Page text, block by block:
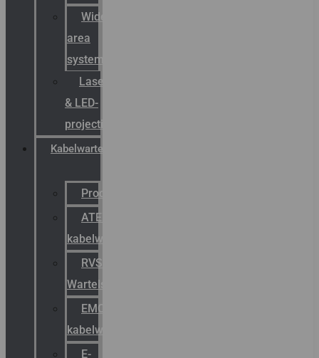
Wide
area
systemen
Laserbelijning
& LED-
projectie
Kabelwartels
Productcatalogus
ATEX
kabelwartels
RVS
Wartels
EMC
kabelwartels
E-